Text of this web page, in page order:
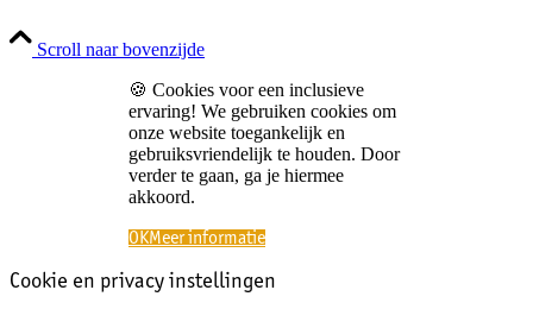
Scroll naar bovenzijde
🍪 Cookies voor een inclusieve
ervaring! We gebruiken cookies om
onze website toegankelijk en
gebruiksvriendelijk te houden. Door
verder te gaan, ga je hiermee
akkoord.
OKMeer informatie
Cookie en privacy instellingen